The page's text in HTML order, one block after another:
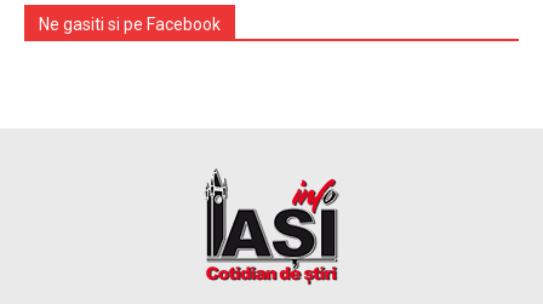
Ne gasiti si pe Facebook